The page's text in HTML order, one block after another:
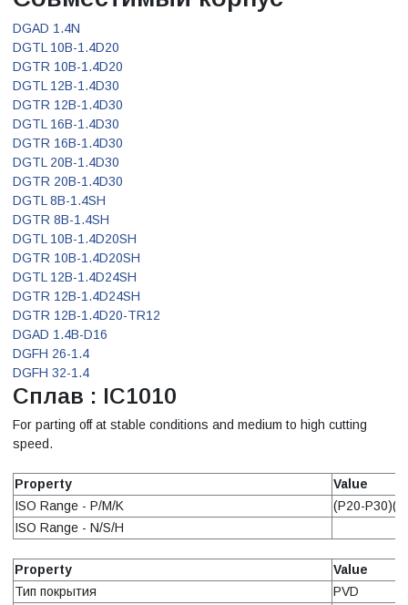
DGAD 1.4N
DGTL 10B-1.4D20
DGTR 10B-1.4D20
DGTL 12B-1.4D30
DGTR 12B-1.4D30
DGTL 16B-1.4D30
DGTR 16B-1.4D30
DGTL 20B-1.4D30
DGTR 20B-1.4D30
DGTL 8B-1.4SH
DGTR 8B-1.4SH
DGTL 10B-1.4D20SH
DGTR 10B-1.4D20SH
DGTL 12B-1.4D24SH
DGTR 12B-1.4D24SH
DGTR 12B-1.4D20-TR12
DGAD 1.4B-D16
DGFH 26-1.4
DGFH 32-1.4
Сплав : IC1010
For parting off at stable conditions and medium to high cutting
speed.
Property
Value
ISO Range - P/M/K
(P20-
ISO Range - N/S/H
Property
Value
Тип покрытия
PVD